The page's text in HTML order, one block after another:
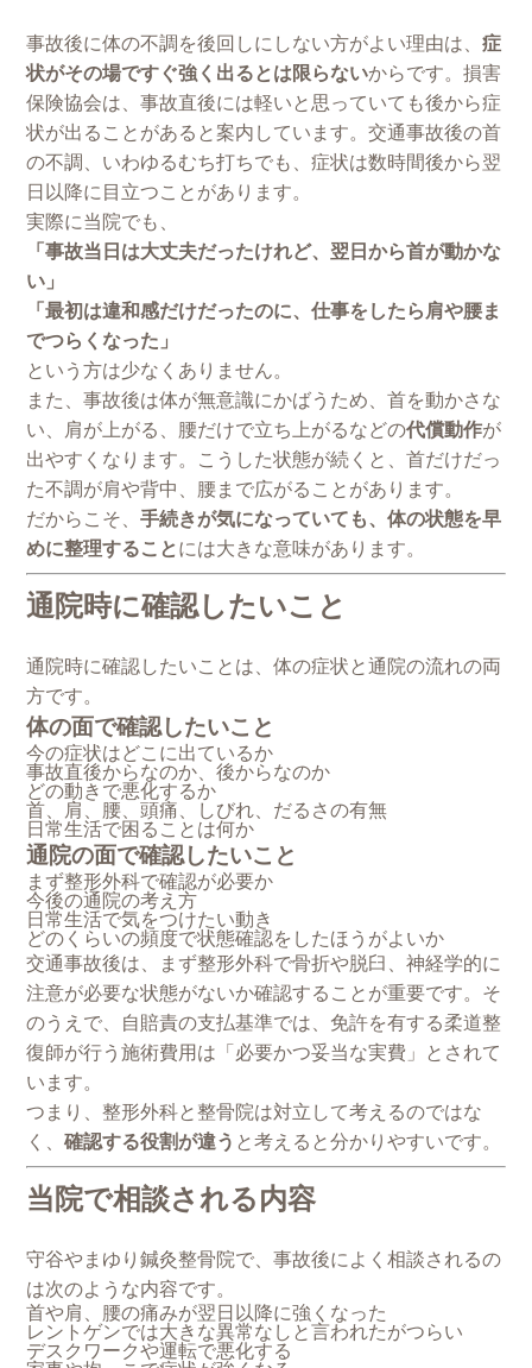
事故後に体の不調を後回しにしない方がよい理由は、症
状がその場ですぐ強く出るとは限らないからです。損害
保険協会は、事故直後には軽いと思っていても後から症
状が出ることがあると案内しています。交通事故後の首
の不調、いわゆるむち打ちでも、症状は数時間後から翌
日以降に目立つことがあります。
実際に当院でも、
「事故当日は大丈夫だったけれど、翌日から首が動かな
い」
「最初は違和感だけだったのに、仕事をしたら肩や腰ま
でつらくなった」
という方は少なくありません。
また、事故後は体が無意識にかばうため、首を動かさな
い、肩が上がる、腰だけで立ち上がるなどの代償動作が
出やすくなります。こうした状態が続くと、首だけだっ
た不調が肩や背中、腰まで広がることがあります。
だからこそ、手続きが気になっていても、体の状態を早
めに整理することには大きな意味があります。
通院時に確認したいこと
通院時に確認したいことは、体の症状と通院の流れの両
方です。
体の面で確認したいこと
今の症状はどこに出ているか
事故直後からなのか、後からなのか
どの動きで悪化するか
首、肩、腰、頭痛、しびれ、だるさの有無
日常生活で困ることは何か
通院の面で確認したいこと
まず整形外科で確認が必要か
今後の通院の考え方
日常生活で気をつけたい動き
どのくらいの頻度で状態確認をしたほうがよいか
交通事故後は、まず整形外科で骨折や脱臼、神経学的に
注意が必要な状態がないか確認することが重要です。そ
のうえで、自賠責の支払基準では、免許を有する柔道整
復師が行う施術費用は「必要かつ妥当な実費」とされて
います。
つまり、整形外科と整骨院は対立して考えるのではな
く、確認する役割が違う と考えると分かりやすいです。
当院で相談される内容
守谷やまゆり鍼灸整骨院で、事故後によく相談されるの
は次のような内容です。
首や肩、腰の痛みが翌日以降に強くなった
レントゲンでは大きな異常なしと言われたがつらい
デスクワークや運転で悪化する